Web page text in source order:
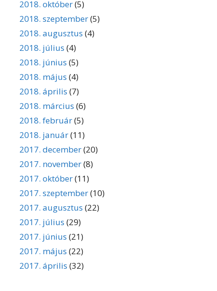
2018. október(5)
2018. szeptember(5)
2018. augusztus (4)
2018. július (4)
2018. június (5)
2018. május (4)
2018. április (7)
2018. március (6)
2018. február(5)
2018. január(11)
2017. december(20)
2017. november(8)
2017. október(11)
2017. szeptember(10)
2017. augusztus (22)
2017. július (29)
2017. június (21)
2017. május (22)
2017. április (32)